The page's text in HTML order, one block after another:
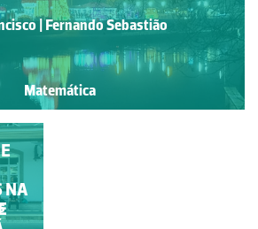
| Fernando Sebastião
Matemática
NA